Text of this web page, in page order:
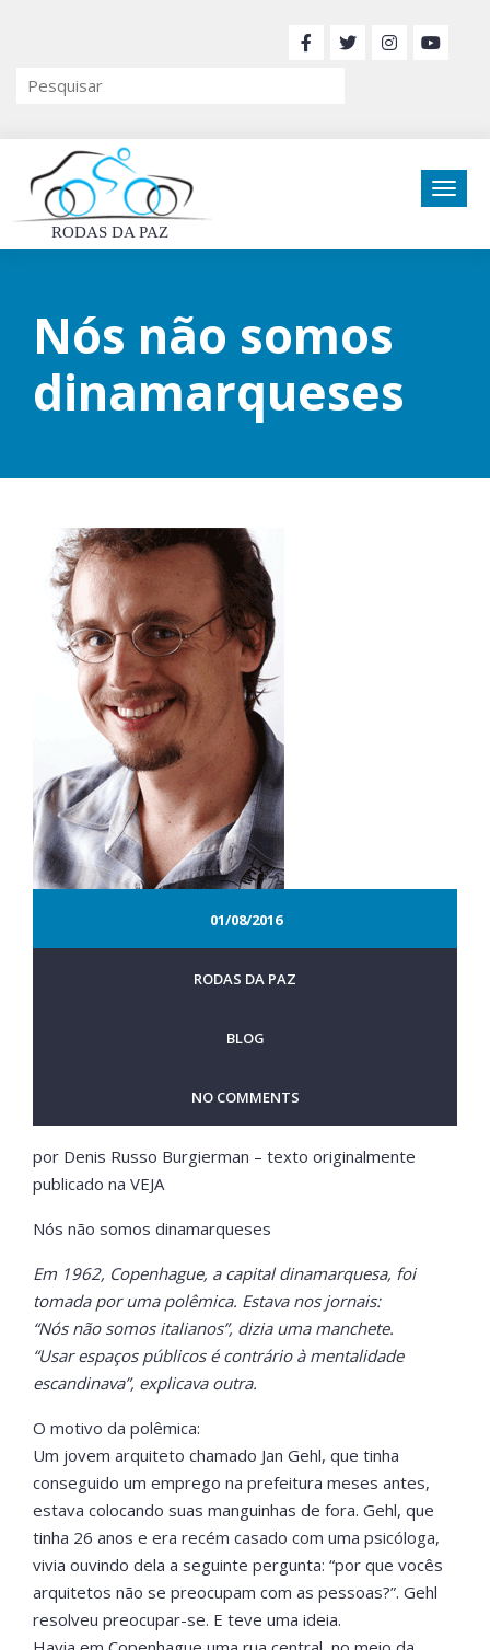
RODAS DA PAZ
Nós não somos
dinamarqueses
01/08/2016
RODAS DA PAZ
BLOG
NO COMMENTS
por Denis Russo Burgierman – texto originalmente
publicado na VEJA
Nós não somos dinamarqueses
Em 1962, Copenhague, a capital dinamarquesa, foi
tomada por uma polêmica. Estava nos jornais:
“Nós não somos italianos”, dizia uma manchete.
“Usar espaços públicos é contrário à mentalidade
escandinava”, explicava outra.
O motivo da polêmica:
Um jovem arquiteto chamado Jan Gehl, que tinha
conseguido um emprego na prefeitura meses antes,
estava colocando suas manguinhas de fora. Gehl, que
tinha 26 anos e era recém casado com uma psicóloga,
vivia ouvindo dela a seguinte pergunta: “por que vocês
arquitetos não se preocupam com as pessoas?”. Gehl
resolveu preocupar-se. E teve uma ideia.